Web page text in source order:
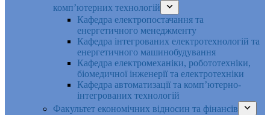
комп’ютерних технологій
Кафедра електропостачання та
енергетичного менеджменту
Кафедра інтегрованих електротехнологій та
енергетичного машинобудування
Кафедра електромеханіки, робототехніки,
біомедичної інженерії та електротехніки
Кафедра автоматизації та комп’ютерно-
інтегрованих технологій
Факультет економічних відносин та фінансів